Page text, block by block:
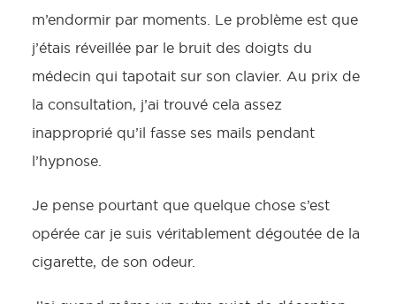
m’endormir par moments. Le problème est que
j’étais réveillée par le bruit des doigts du
médecin qui tapotait sur son clavier. Au prix de
la consultation, j’ai trouvé cela assez
inapproprié qu’il fasse ses mails pendant
l’hypnose.
Je pense pourtant que quelque chose s’est
opérée car je suis véritablement dégoutée de la
cigarette, de son odeur.